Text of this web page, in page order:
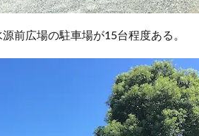
前広場の駐車場が15台程度ある。